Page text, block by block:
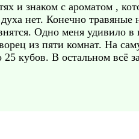
и знаком с ароматом ,
нет. Конечно травяные
Одно меня удивило в
из пяти комнат. На
кубов. В остальном всё